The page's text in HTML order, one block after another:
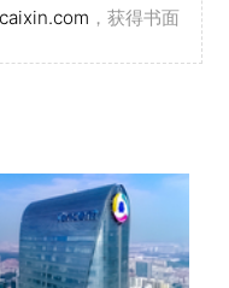
，获得书面